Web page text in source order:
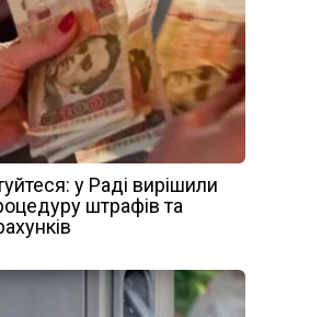
у Раді вирішили
штрафів та